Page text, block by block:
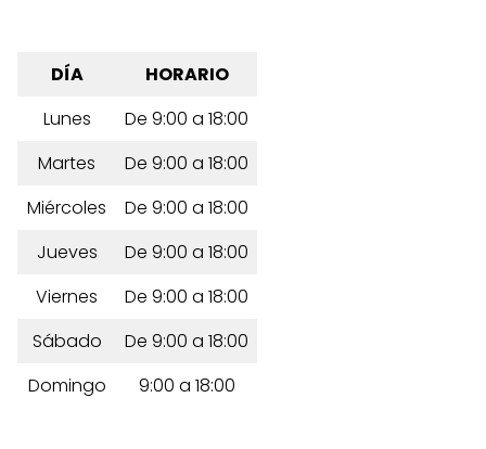
DÍA
HORARIO
Lunes
De 9:00 a 18:00
Martes
De 9:00 a 18:00
Miércoles
De 9:00 a 18:00
Jueves
De 9:00 a 18:00
Viernes
De 9:00 a 18:00
Sábado
De 9:00 a 18:00
Domingo
9:00 a 18:00